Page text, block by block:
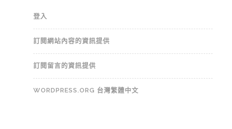
登入
訂閱網站內容的資訊提供
訂閱留言的資訊提供
WORDPRESS.ORG 台灣繁體中文